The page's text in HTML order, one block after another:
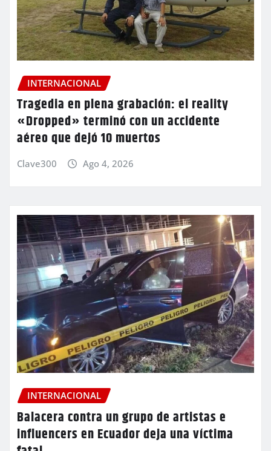
INTERNACIONAL
Tragedia en plena grabación: el reality
«Dropped» terminó con un accidente
aéreo que dejó 10 muertos
Clave300 Ago 4, 2026
INTERNACIONAL
Balacera contra un grupo de artistas e
influencers en Ecuador deja una víctima